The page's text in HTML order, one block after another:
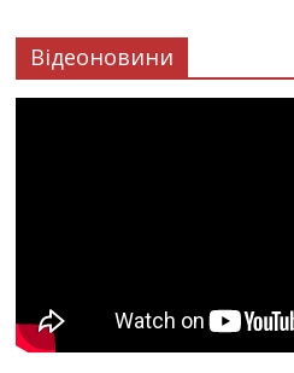
Відеоновини